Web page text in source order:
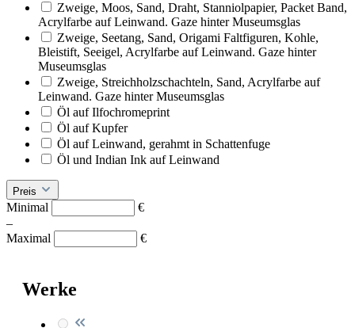
Zweige, Moos, Sand, Draht, Stanniolpapier, Packet Band,
Acrylfarbe auf Leinwand. Gaze hinter Museumsglas
Zweige, Seetang, Sand, Origami Faltfiguren, Kohle,
Bleistift, Seeigel, Acrylfarbe auf Leinwand. Gaze hinter
Museumsglas
Zweige, Streichholzschachteln, Sand, Acrylfarbe auf
Leinwand. Gaze hinter Museumsglas
Öl auf Ilfochromeprint
Öl auf Kupfer
Öl auf Leinwand, gerahmt in Schattenfuge
Öl und Indian Ink auf Leinwand
Preis
Minimal
€
–
Maximal
€
Werke